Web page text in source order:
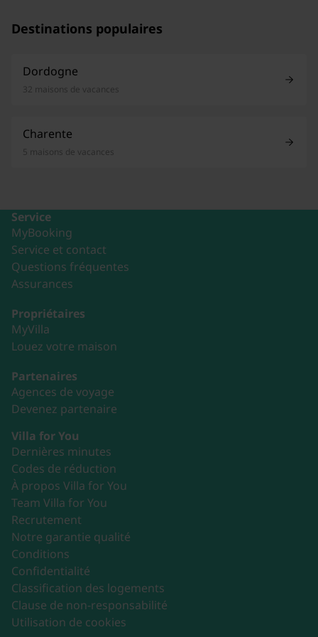
Destinations populaires
Dordogne
32 maisons de vacances
Charente
5 maisons de vacances
Service
MyBooking
Service et contact
Questions fréquentes
Assurances
Propriétaires
MyVilla
Louez votre maison
Partenaires
Agences de voyage
Devenez partenaire
Villa for You
Dernières minutes
Codes de réduction
À propos Villa for You
Team Villa for You
Recrutement
Notre garantie qualité
Conditions
Confidentialité
Classification des logements
Clause de non-responsabilité
Utilisation de cookies